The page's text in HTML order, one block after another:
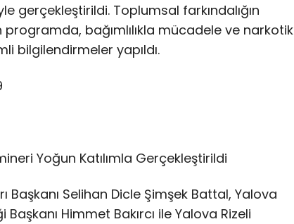
gerçekleştirildi. Toplumsal farkındalığın
programda, bağımlılıkla mücadele ve narkotik
bilgilendirmeler yapıldı.
Yoğun Katılımla Gerçekleştirildi
Başkanı Selihan Dicle Şimşek Battal, Yalova
Himmet Bakırcı ile Yalova Rizeli